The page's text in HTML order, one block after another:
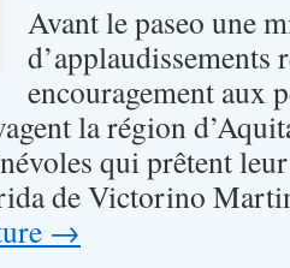
Avant le paseo une
d’applaudissements
encouragement aux
la région
qui prêtent
de Victorino
→